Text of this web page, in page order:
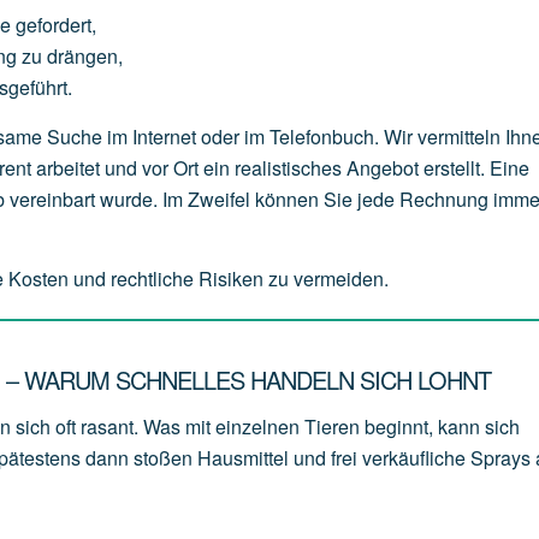
gefordert,
zu drängen,
Suche im Internet oder im Telefonbuch. Wir vermitteln
arbeitet und vor Ort ein realistisches Angebot erstellt. Eine
wurde. Im Zweifel können Sie jede Rechnung
und rechtliche Risiken zu vermeiden.
WARUM SCHNELLES HANDELN SICH LOHNT
oft rasant. Was mit einzelnen Tieren beginnt, kann sich
dann stoßen Hausmittel und frei verkäufliche Sprays